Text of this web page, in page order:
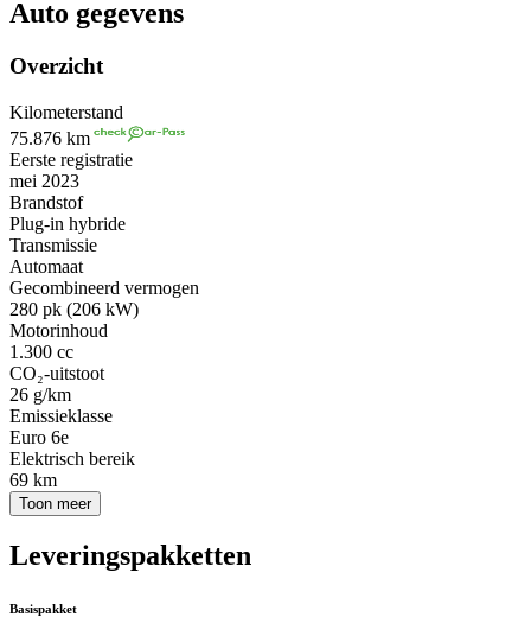
Auto gegevens
Overzicht
Kilometerstand
75.876 km
Eerste registratie
mei 2023
Brandstof
Plug-in hybride
Transmissie
Automaat
Gecombineerd vermogen
280 pk (206 kW)
Motorinhoud
1.300 cc
CO₂-uitstoot
26 g/km
Emissieklasse
Euro 6e
Elektrisch bereik
69 km
Toon meer
Leveringspakketten
Basispakket